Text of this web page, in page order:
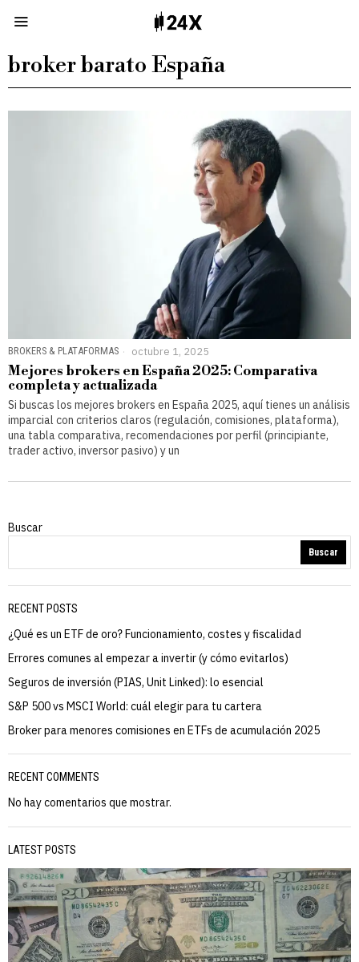
broker barato España
BROKERS & PLATAFORMAS octubre 1, 2025
Mejores brokers en España 2025: Comparativa
completa y actualizada
Si buscas los mejores brokers en España 2025, aquí tienes un análisis
imparcial con criterios claros (regulación, comisiones, plataforma),
una tabla comparativa, recomendaciones por perfil (principiante,
trader activo, inversor pasivo) y un
Buscar
Buscar
RECENT POSTS
¿Qué es un ETF de oro? Funcionamiento, costes y fiscalidad
Errores comunes al empezar a invertir (y cómo evitarlos)
Seguros de inversión (PIAS, Unit Linked): lo esencial
S&P 500 vs MSCI World: cuál elegir para tu cartera
Broker para menores comisiones en ETFs de acumulación 2025
RECENT COMMENTS
No hay comentarios que mostrar.
LATEST POSTS